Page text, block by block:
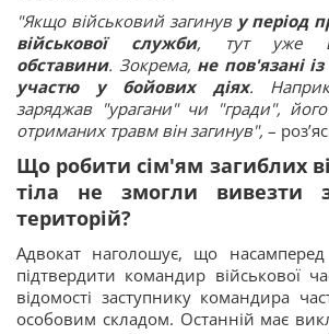
"Якщо військовий загинув у період
військової служби, тут уже
обставини. Зокрема, не пов'язані
участю у бойових діях.
заряджав "урагани" чи "гради",
отриманих травм він загинув", –
Що робити сім'ям загиблих
тіла не змогли вивезти
територій?
Адвокат наголошує, що
підтвердити командир військової
відомості заступнику командира
особовим складом. Останній має